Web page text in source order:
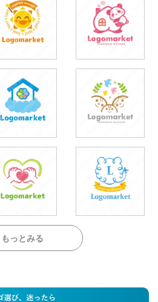
もっとみる